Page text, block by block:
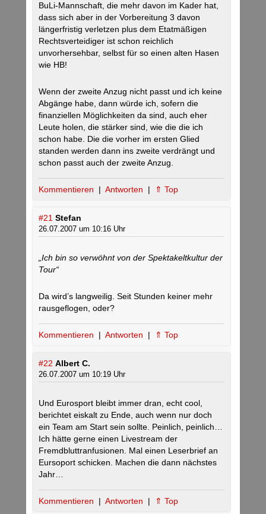
BuLi-Mannschaft, die mehr davon im Kader hat,
dass sich aber in der Vorbereitung 3 davon
längerfristig verletzen plus dem Etatmäßigen
Rechtsverteidiger ist schon reichlich
unvorhersehbar, selbst für so einen alten Hasen
wie HB!
Wenn der zweite Anzug nicht passt und ich keine
Abgänge habe, dann würde ich, sofern die
finanziellen Möglichkeiten da sind, auch eher
Leute holen, die stärker sind, wie die die ich
schon habe. Die die vorher im ersten Glied
standen werden dann ins zweite verdrängt und
schon passt auch der zweite Anzug.
Kommentieren | Antworten | ⇑ Top
#21 Stefan
26.07.2007 um 10:16 Uhr
„Ich bin so verwöhnt von der Spektakeltkultur der
Tour“
Da wird’s langweilig. Seit Stunden keiner mehr
rausgeflogen, oder?
Kommentieren | Antworten | ⇑ Top
#22 Albert C.
26.07.2007 um 10:19 Uhr
Und Eurosport bleibt immer dran, echt cool,
berichtet eiskalt zu Ende, auch wenn nur doch
ein Team am Start sein sollte. Peinlich, peinlich…
Ich hätte gerne einen Livestream der
Fremdbluttranfusionen. Mal einen Leserbrief an
Eursoport schicken. Machen die dann nächstes
Jahr…
Kommentieren | Antworten | ⇑ Top